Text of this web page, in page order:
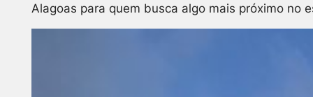
Alagoas para quem busca algo mais próximo no